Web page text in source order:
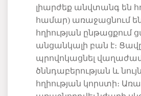
լիարժեք անվտանգ են
համար) առաջացնում
հղիության ընթացքում
անցանկալի բան է։
պրովոկացնել
ծննդաբերության և
հղիության կորստի։